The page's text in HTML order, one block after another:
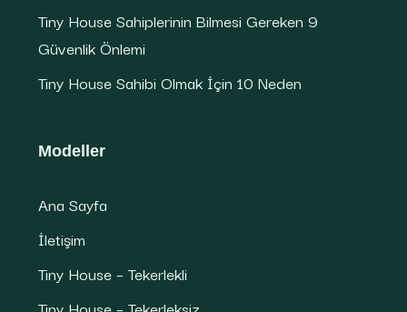
Tiny House Sahiplerinin Bilmesi Gereken 9
Güvenlik Önlemi
Tiny House Sahibi Olmak İçin 10 Neden
Modeller
Ana Sayfa
İletişim
Tiny House – Tekerlekli